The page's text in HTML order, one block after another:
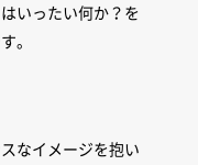
いったい何か？を
。
なイメージを抱い